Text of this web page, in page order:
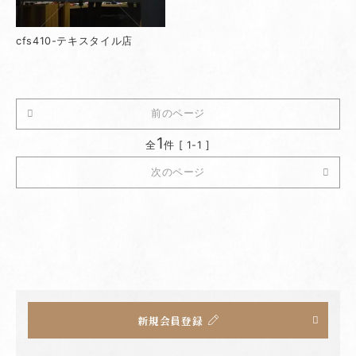
cfs410-テキスタイル店
前のページ
全1件 [ 1-1 ]
次のページ
新規会員登録